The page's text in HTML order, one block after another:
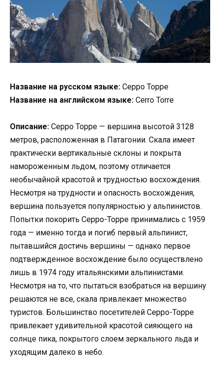
Название на русском языке: Серро Торре
Название на английском языке: Cerro Torre
Описание: Серро Торре — вершина высотой 3128
метров, расположенная в Патагонии. Скала имеет
практически вертикальные склоны и покрыта
намороженным льдом, поэтому отличается
необычайной красотой и трудностью восхождения.
Несмотря на трудности и опасность восхождения,
вершина пользуется популярностью у альпинистов.
Попытки покорить Серро-Торре принимались с 1959
года — именно тогда и погиб первый альпинист,
пытавшийся достичь вершины — однако первое
подтвержденное восхождение было осуществлено
лишь в 1974 году итальянскими альпинистами.
Несмотря на то, что пытаться взобраться на вершину
решаются не все, скала привлекает множество
туристов. Большинство посетителей Серро-Торре
привлекает удивительной красотой сияющего на
солнце пика, покрытого слоем зеркального льда и
уходящим далеко в небо.